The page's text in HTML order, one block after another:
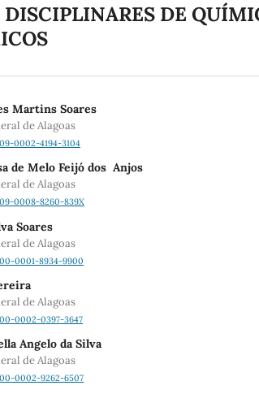
DISCIPLINARES DE
Martins Soares
de Alagoas
0002-4194-3104
de Melo Feijó dos Anjos
de Alagoas
0008-8260-839X
Soares
de Alagoas
0001-8934-9900
de Alagoas
0002-0397-3647
Angelo da Silva
de Alagoas
0002-9262-6507